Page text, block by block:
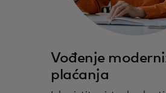
Vođenje
plaćanja